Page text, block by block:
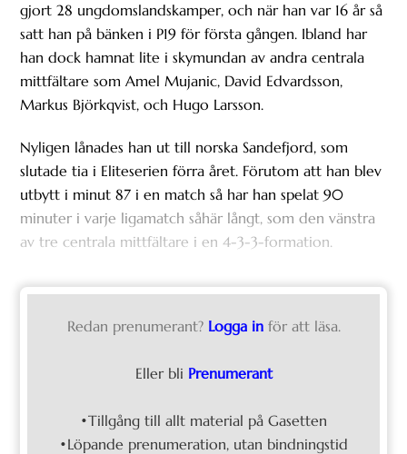
gjort 28 ungdomslandskamper, och när han var 16 år så
satt han på bänken i P19 för första gången. Ibland har
han dock hamnat lite i skymundan av andra centrala
mittfältare som Amel Mujanic, David Edvardsson,
Markus Björkqvist, och Hugo Larsson.
Nyligen lånades han ut till norska Sandefjord, som
slutade tia i Eliteserien förra året. Förutom att han blev
utbytt i minut 87 i en match så har han spelat 90
minuter i varje ligamatch såhär långt, som den vänstra
av tre centrala mittfältare i en 4-3-3-formation.
Redan prenumerant? Logga in för att läsa.
Eller bli Prenumerant
•Tillgång till allt material på Gasetten
•Löpande prenumeration, utan bindningstid